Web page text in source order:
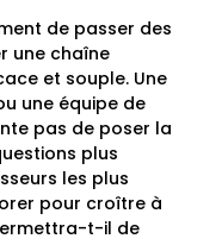
de passer des
une chaîne
et souple. Une
une équipe de
pas de poser la
plus
les plus
pour croître à
t-il de